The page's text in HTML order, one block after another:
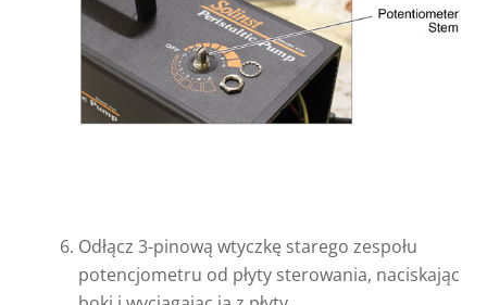
Odłącz 3-pinową wtyczkę starego zespołu
potencjometru od płyty sterowania, naciskając